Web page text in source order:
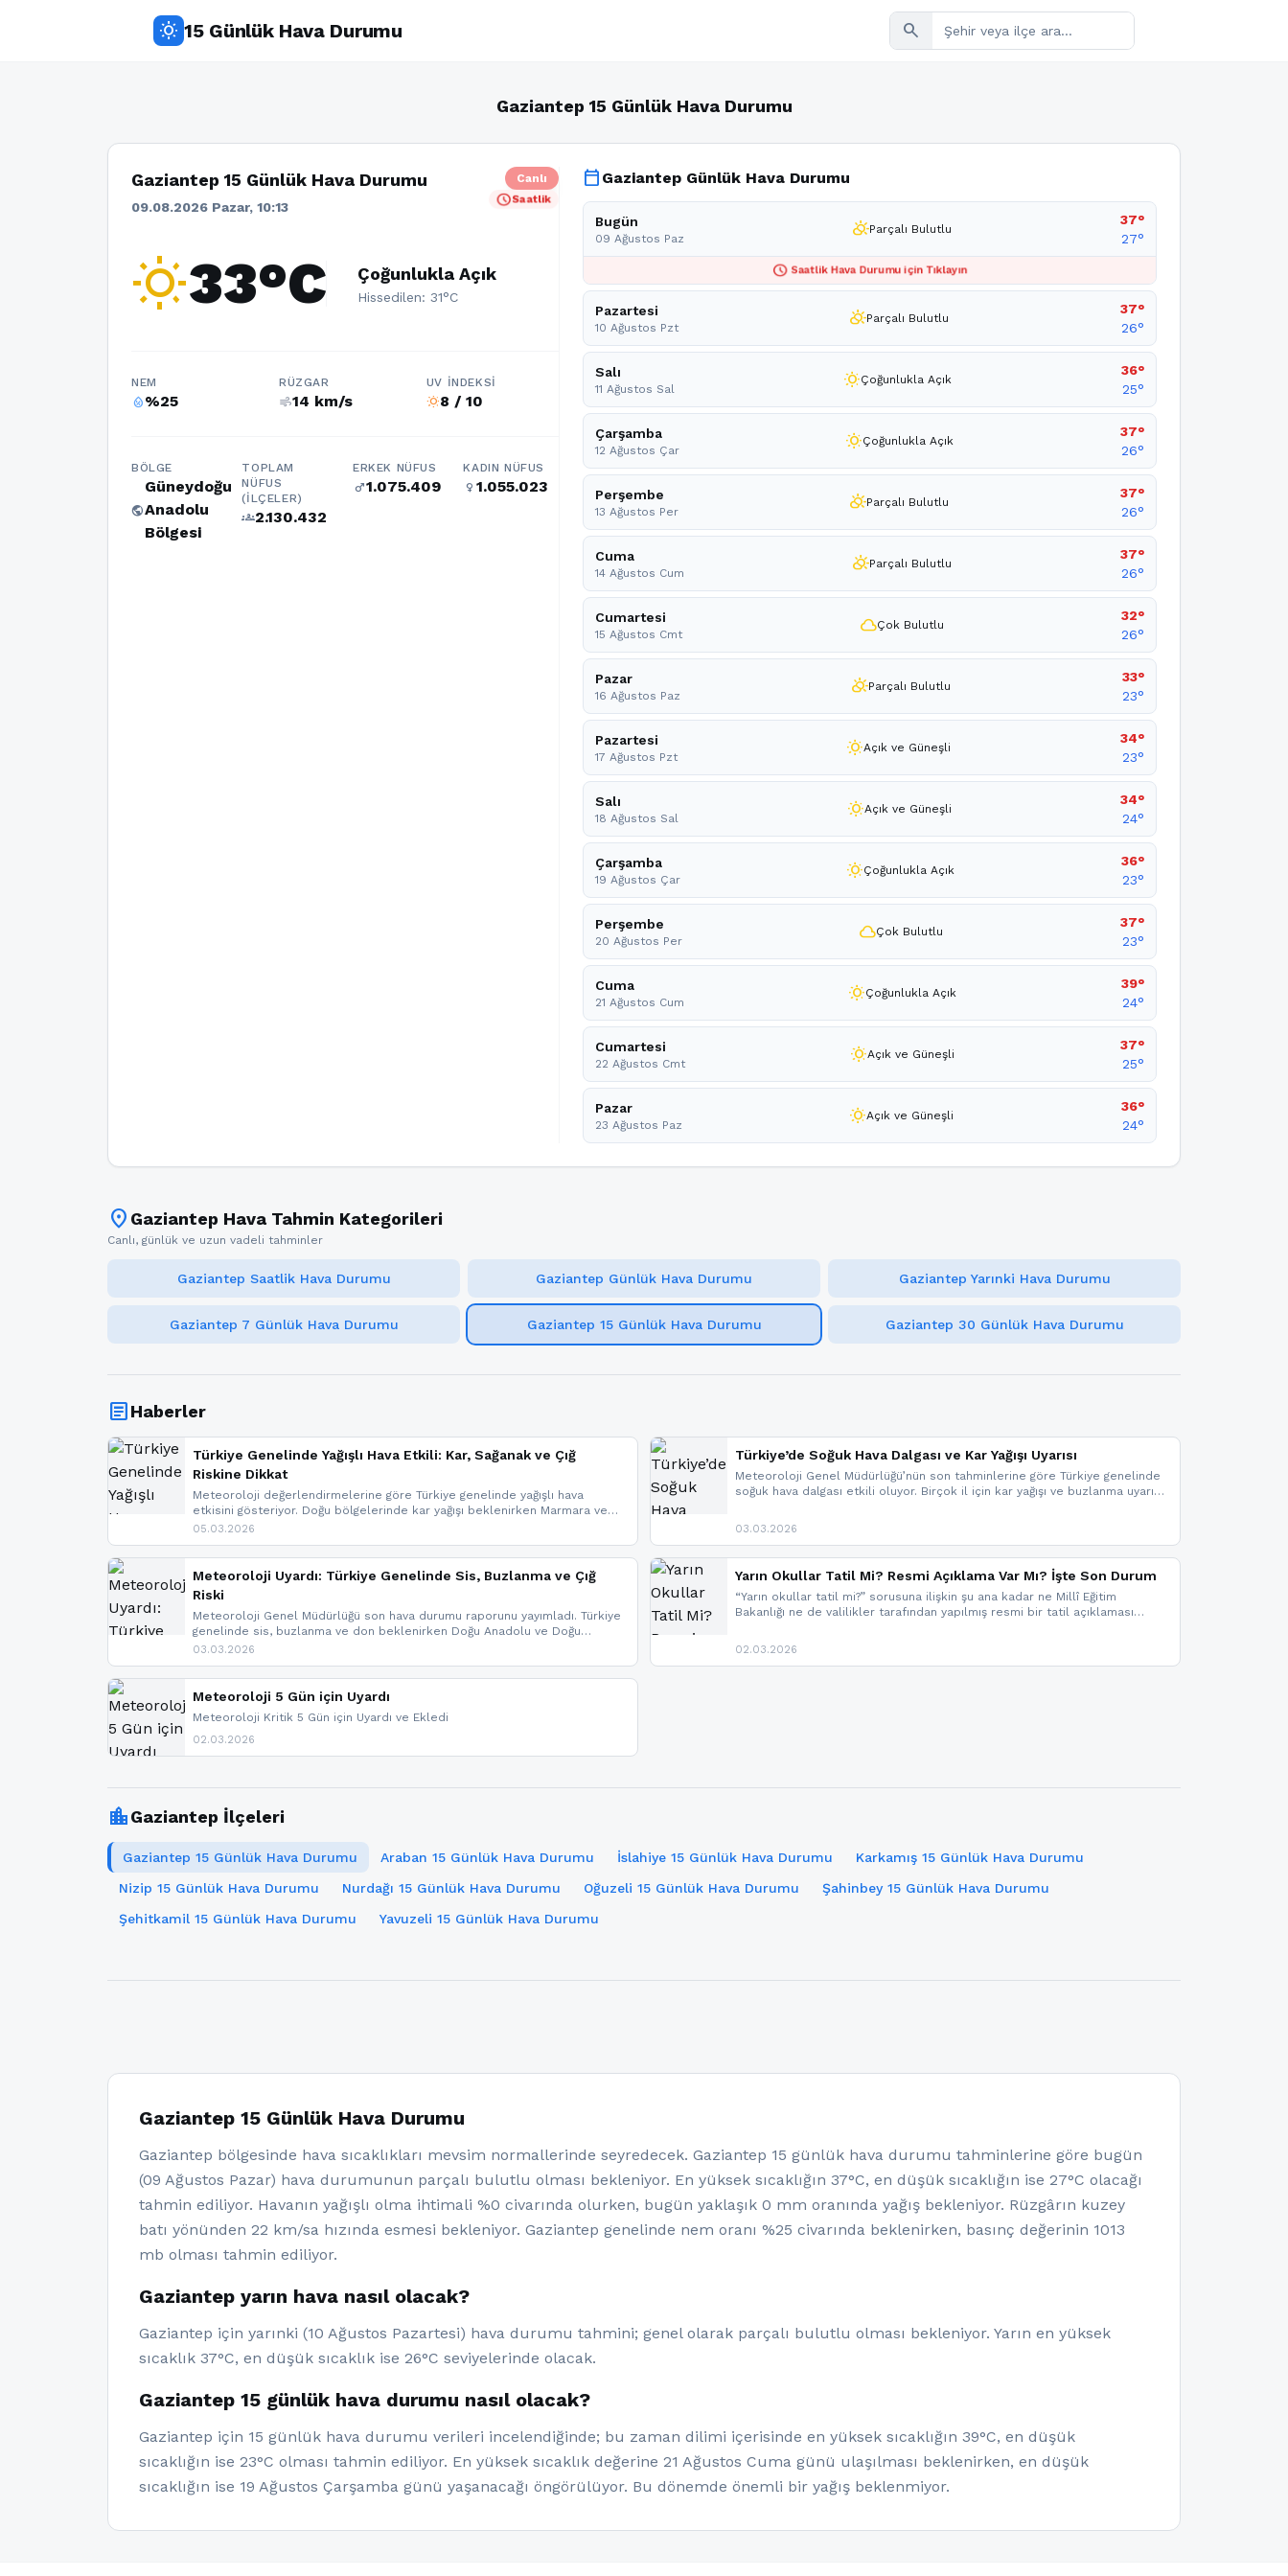
wb_sunny 15 Günlük Hava Durumu search
Gaziantep 15 Günlük Hava Durumu
Gaziantep 15 Günlük Hava Durumu
09.08.2026 Pazar, 10:13
Canlı
scheduleSaatlik
wb_sunny33°C Çoğunlukla Açık
Hissedilen: 31°C
NEM
humidity_percentage%25
RÜZGAR
air14 km/s
UV İNDEKSI
wb_sunny8 / 10
BÖLGE
public
Güneydoğu
Anadolu
Bölgesi
TOPLAM
NÜFUS
(İLÇELER)
groups2.130.432
ERKEK NÜFUS
male1.075.409
KADIN NÜFUS
female1.055.023
calendar_today Gaziantep Günlük Hava Durumu
Bugün
09 Ağustos Paz partly_cloudy_dayParçalı Bulutlu
37°
27°
schedule Saatlik Hava Durumu için Tıklayın
Pazartesi
10 Ağustos Pzt partly_cloudy_dayParçalı Bulutlu
37°
26°
Salı
11 Ağustos Sal wb_sunnyÇoğunlukla Açık
36°
25°
Çarşamba
12 Ağustos Çar wb_sunnyÇoğunlukla Açık
37°
26°
Perşembe
13 Ağustos Per partly_cloudy_dayParçalı Bulutlu
37°
26°
Cuma
14 Ağustos Cum partly_cloudy_dayParçalı Bulutlu
37°
26°
Cumartesi
15 Ağustos Cmt cloudÇok Bulutlu
32°
26°
Pazar
16 Ağustos Paz partly_cloudy_dayParçalı Bulutlu
33°
23°
Pazartesi
17 Ağustos Pzt wb_sunnyAçık ve Güneşli
34°
23°
Salı
18 Ağustos Sal wb_sunnyAçık ve Güneşli
34°
24°
Çarşamba
19 Ağustos Çar wb_sunnyÇoğunlukla Açık
36°
23°
Perşembe
20 Ağustos Per cloudÇok Bulutlu
37°
23°
Cuma
21 Ağustos Cum wb_sunnyÇoğunlukla Açık
39°
24°
Cumartesi
22 Ağustos Cmt wb_sunnyAçık ve Güneşli
37°
25°
Pazar
23 Ağustos Paz wb_sunnyAçık ve Güneşli
36°
24°
location_on Gaziantep Hava Tahmin Kategorileri
Canlı, günlük ve uzun vadeli tahminler
Gaziantep Saatlik Hava Durumu Gaziantep Günlük Hava Durumu Gaziantep Yarınki Hava Durumu
Gaziantep 7 Günlük Hava Durumu Gaziantep 15 Günlük Hava Durumu Gaziantep 30 Günlük Hava Durumu
articleHaberler
Türkiye Genelinde Yağışlı Hava Etkili: Kar, Sağanak ve Çığ
Riskine Dikkat
Meteoroloji değerlendirmelerine göre Türkiye genelinde yağışlı hava
etkisini gösteriyor. Doğu bölgelerinde kar yağışı beklenirken Marmara ve
Kuzey Ege’de sağanak yağmur, yüksek kesimlerde ise çığ tehlikesi
yaşanabileceği belirtiliyor.
05.03.2026
Türkiye’de Soğuk Hava Dalgası ve Kar Yağışı Uyarısı
Meteoroloji Genel Müdürlüğü’nün son tahminlerine göre Türkiye genelinde
soğuk hava dalgası etkili oluyor. Birçok il için kar yağışı ve buzlanma uyarısı
03.03.2026
Meteoroloji Uyardı: Türkiye Genelinde Sis, Buzlanma ve Çığ
Riski
Meteoroloji Genel Müdürlüğü son hava durumu raporunu yayımladı. Türkiye
genelinde sis, buzlanma ve don beklenirken Doğu Anadolu ve Doğu
Karadeniz’in yüksek kesimlerinde çığ riski uyarısı yapıldı. İşte son dakika
03.03.2026
Yarın Okullar Tatil Mi? Resmi Açıklama Var Mı? İşte Son Durum
“Yarın okullar tatil mi?” sorusuna ilişkin şu ana kadar ne Millî Eğitim
Bakanlığı ne de valilikler tarafından yapılmış resmi bir tatil açıklaması
paylaşacağız. En hızlı şekilde haberdar olmak için sitemizi takip edebilir ve
02.03.2026
Meteoroloji 5 Gün için Uyardı
Meteoroloji Kritik 5 Gün için Uyardı ve Ekledi
02.03.2026
location_cityGaziantep İlçeleri
Gaziantep 15 Günlük Hava Durumu Araban 15 Günlük Hava Durumu İslahiye 15 Günlük Hava Durumu
Karkamış 15 Günlük Hava Durumu
Nizip 15 Günlük Hava Durumu
Nurdağı 15 Günlük Hava Durumu Oğuzeli 15 Günlük Hava Durumu
Şahinbey 15 Günlük Hava Durumu
Şehitkamil 15 Günlük Hava Durumu
Yavuzeli 15 Günlük Hava Durumu
Gaziantep 15 Günlük Hava Durumu
Gaziantep bölgesinde hava sıcaklıkları mevsim normallerinde seyredecek. Gaziantep 15 günlük hava durumu tahminlerine göre bugün
(09 Ağustos Pazar) hava durumunun parçalı bulutlu olması bekleniyor. En yüksek sıcaklığın 37°C, en düşük sıcaklığın ise 27°C olacağı
tahmin ediliyor. Havanın yağışlı olma ihtimali %0 civarında olurken, bugün yaklaşık 0 mm oranında yağış bekleniyor. Rüzgârın kuzey
batı yönünden 22 km/sa hızında esmesi bekleniyor. Gaziantep genelinde nem oranı %25 civarında beklenirken, basınç değerinin 1013
mb olması tahmin ediliyor.
Gaziantep yarın hava nasıl olacak?
Gaziantep için yarınki (10 Ağustos Pazartesi) hava durumu tahmini; genel olarak parçalı bulutlu olması bekleniyor. Yarın en yüksek
sıcaklık 37°C, en düşük sıcaklık ise 26°C seviyelerinde olacak.
Gaziantep 15 günlük hava durumu nasıl olacak?
Gaziantep için 15 günlük hava durumu verileri incelendiğinde; bu zaman dilimi içerisinde en yüksek sıcaklığın 39°C, en düşük
sıcaklığın ise 23°C olması tahmin ediliyor. En yüksek sıcaklık değerine 21 Ağustos Cuma günü ulaşılması beklenirken, en düşük
sıcaklığın ise 19 Ağustos Çarşamba günü yaşanacağı öngörülüyor. Bu dönemde önemli bir yağış beklenmiyor.